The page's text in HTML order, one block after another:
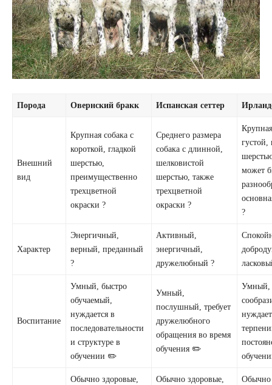
Порода Овернский бракк Испанская сеттер
Внешний
вид
Крупная собака с
короткой, гладкой
шерстью,
преимущественно
трехцветной
окраски ?
Среднего размера
собака с длинной,
шелковистой
шерстью, также
трехцветной
окраски ?
густой,
может
?
Характер
Энергичный,
верный, преданный
?
Активный,
энергичный,
дружелюбный ?
Воспитание
Умный, быстро
обучаемый,
нуждается в
последовательности
и структуре в
обучении ✏️
Умный,
послушный, требует
дружелюбного
обращения во время
обучения ✏️
Умный,
Обычно здоровые,
Обычно здоровые,
Обычно